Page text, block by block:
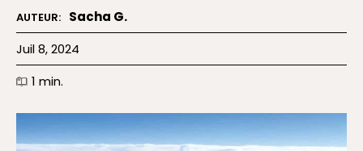
AUTEUR: Sacha G.
Juil 8, 2024
1 min.